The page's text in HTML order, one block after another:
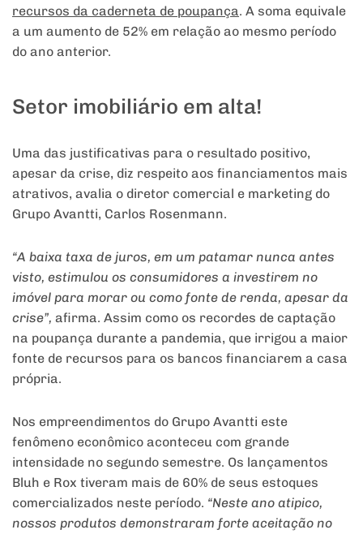
recursos da caderneta de poupança. A soma equivale
a um aumento de 52% em relação ao mesmo período
do ano anterior.
Setor imobiliário em alta!
Uma das justificativas para o resultado positivo,
apesar da crise, diz respeito aos financiamentos mais
atrativos, avalia o diretor comercial e marketing do
Grupo Avantti, Carlos Rosenmann.
“A baixa taxa de juros, em um patamar nunca antes
visto, estimulou os consumidores a investirem no
imóvel para morar ou como fonte de renda, apesar da
crise”, afirma. Assim como os recordes de captação
na poupança durante a pandemia, que irrigou a maior
fonte de recursos para os bancos financiarem a casa
própria.
Nos empreendimentos do Grupo Avantti este
fenômeno econômico aconteceu com grande
intensidade no segundo semestre. Os lançamentos
Bluh e Rox tiveram mais de 60% de seus estoques
comercializados neste período. “Neste ano atipico,
nossos produtos demonstraram forte aceitação no